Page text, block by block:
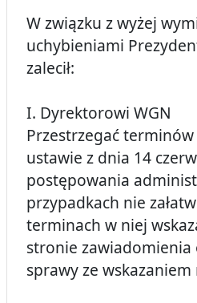
W związku z wyżej
uchybieniami
zalecił:
I. Dyrektorowi WGN
Przestrzegać
ustawie z dnia 14
postępowania
przypadkach nie
terminach w niej
stronie zawiadomienia
sprawy ze